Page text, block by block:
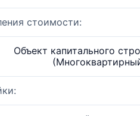
стоимости:
Объект капитального